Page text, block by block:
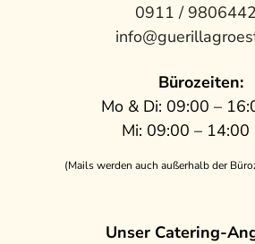
0911 /
Bürozeiten:
Mo & Di: 09:00 –
Mi: 09:00 – 14:00
(Mails werden auch außerhalb der
Unser Catering-